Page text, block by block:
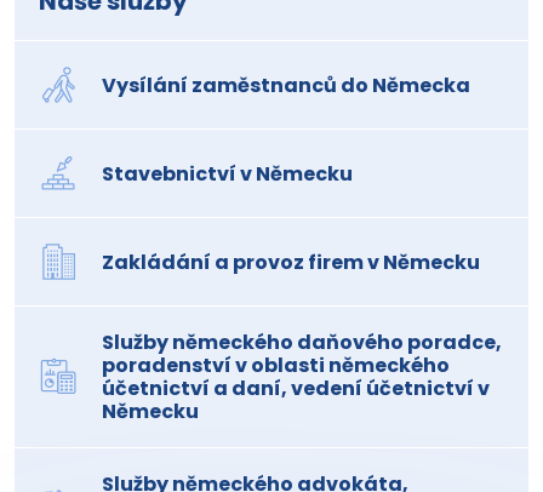
Vysílání zaměstnanců do Německa
Stavebnictví v Německu
Zakládání a provoz firem v Německu
Služby německého daňového poradce,
poradenství v oblasti německého
účetnictví a daní, vedení účetnictví v
Německu
Služby německého advokáta,